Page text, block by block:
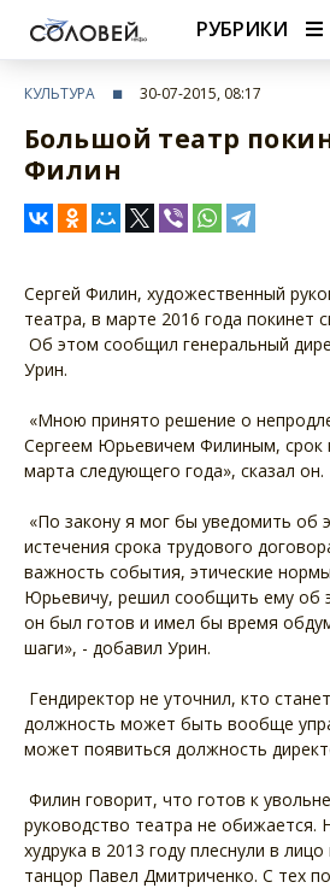
РУБРИКИ
КУЛЬТУРА 30-07-2015, 08:17
Большой театр
Филин
Сергей Филин, художественный
театра, в марте 2016 года покинет
Об этом сообщил генеральный
Урин.
«Мною принято решение о
Сергеем Юрьевичем Филиным, срок
марта следующего года», сказал он.
«По закону я мог бы уведомить об
истечения срока трудового
важность события, этические
Юрьевичу, решил сообщить ему об
он был готов и имел бы время
шаги», - добавил Урин.
Гендиректор не уточнил, кто
должность может быть вообще
может появиться должность
Филин говорит, что готов к
руководство театра не обижается.
худрука в 2013 году плеснули в
танцор Павел Дмитриченко. С тех